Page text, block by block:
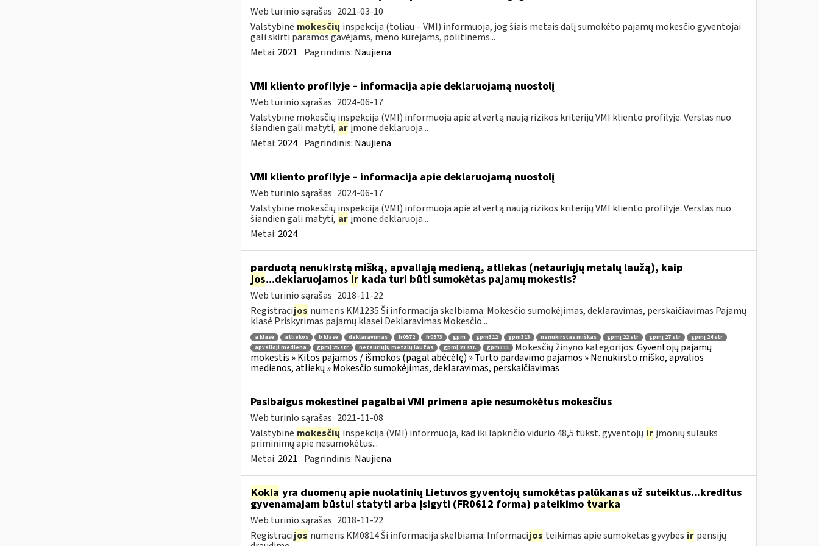
Web turinio sąrašas 2021-03-10
Valstybinė mokesčių inspekcija (toliau – VMI) informuoja, jog šiais metais dalį sumokėto pajamų mokesčio gyventojai
gali skirti paramos gavėjams, meno kūrėjams, politinėms...
Metai: 2021 Pagrindinis: Naujiena
VMI kliento profilyje – informacija apie deklaruojamą nuostolį
Web turinio sąrašas 2024-06-17
Valstybinė mokesčių inspekcija (VMI) informuoja apie atvertą naują rizikos kriterijų VMI kliento profilyje. Verslas nuo
šiandien gali matyti, ar įmonė deklaruoja...
Metai: 2024 Pagrindinis: Naujiena
VMI kliento profilyje – informacija apie deklaruojamą nuostolį
Web turinio sąrašas 2024-06-17
Valstybinė mokesčių inspekcija (VMI) informuoja apie atvertą naują rizikos kriterijų VMI kliento profilyje. Verslas nuo
šiandien gali matyti, ar įmonė deklaruoja...
Metai: 2024
parduotą nenukirstą mišką, apvaliąją medieną, atliekas (netauriųjų metalų laužą), kaip
jos...deklaruojamos irkada turi būti sumokėtas pajamų mokestis?
Web turinio sąrašas 2018-11-22
Registracijos numeris KM1235 Ši informacija skelbiama: Mokesčio sumokėjimas, deklaravimas, perskaičiavimas Pajamų
klasė Priskyrimas pajamų klasei Deklaravimas Mokesčio...
a klasė atliekos b klasė deklaravimas fr0572 fr0573 gpm gpm312 gpm313 nenukirstas miškas gpmį 22 str gpmį 27 str
gpmį 24 str
apvalioji mediena
gpmį 25 str netauriųjų metalų laužas gpmį 23 str. gpm311 Mokesčių žinyno kategorijos:Gyventojų pajamų
mokestis » Kitos pajamos / išmokos (pagal abėcėlę) » Turto pardavimo pajamos » Nenukirsto miško, apvalios
medienos, atliekų » Mokesčio sumokėjimas, deklaravimas, perskaičiavimas
Pasibaigus mokestinei pagalbai VMI primena apie nesumokėtus mokesčius
Web turinio sąrašas 2021-11-08
Valstybinė mokesčių inspekcija (VMI) informuoja, kad iki lapkričio vidurio 48,5 tūkst. gyventojų ir įmonių sulauks
priminimų apie nesumokėtus...
Metai: 2021 Pagrindinis: Naujiena
Kokia yra duomenų apie nuolatinių Lietuvos gyventojų sumokėtas palūkanas už suteiktus...kreditus
gyvenamajam būstui statyti arba įsigyti (FR0612 forma) pateikimo tvarka
Web turinio sąrašas 2018-11-22
Registracijos numeris KM0814 Ši informacija skelbiama: Informacijos teikimas apie sumokėtas gyvybės ir pensijų